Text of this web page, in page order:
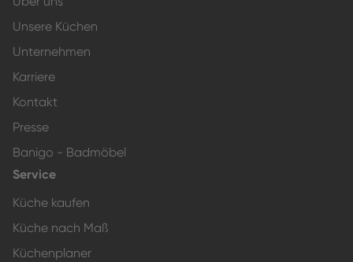
Unsere Küchen
Unternehmen
Karriere
Kontakt
Presse
Banigo - Badmöbel
Service
Küche kaufen
Küche nach Maß
Küchenplaner